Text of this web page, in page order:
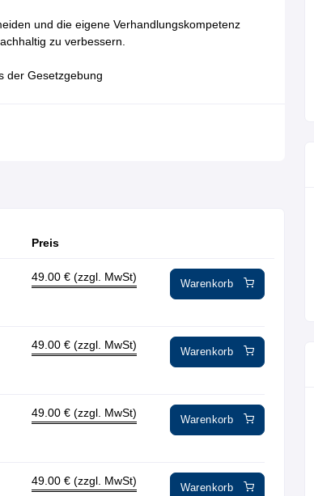
und die eigene Verhandlungskompetenz
zu verbessern.
der Gesetzgebung
Preis
49.00€ (zzgl. MwSt)
Warenkorb
49.00€ (zzgl. MwSt)
Warenkorb
49.00€ (zzgl. MwSt)
Warenkorb
49.00€ (zzgl. MwSt)
Warenkorb